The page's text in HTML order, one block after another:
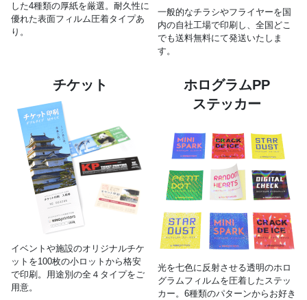
した4種類の厚紙を厳選。耐久性に
優れた表面フィルム圧着タイプあ
り。
一般的なチラシやフライヤーを国
内の自社工場で印刷し、全国どこ
でも送料無料にて発送いたしま
す。
チケット
イベントや施設のオリジナルチケ
ットを100枚の小ロットから格安
で印刷。用途別の全４タイプをご
用意。
ホログラムPP
ステッカー
光を七色に反射させる透明のホロ
グラムフィルムを圧着したステッ
カー。6種類のパターンからお好き